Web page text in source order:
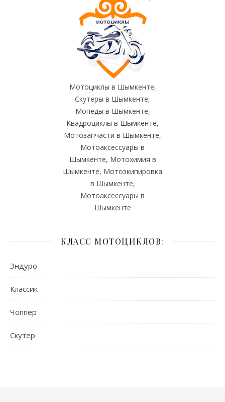
Мотоциклы в Шымкенте,
Скутеры в Шымкенте,
Мопеды в Шымкенте,
Квадроциклы в Шымкенте,
Мотозапчасти в Шымкенте,
Мотоаксессуары в
Шымкенте, Мотохимия в
Шымкенте, Мотоэкипировка
в Шымкенте,
Мотоаксессуары в
Шымкенте
КЛАСС МОТОЦИКЛОВ:
Эндуро
Классик
Чоппер
Скутер